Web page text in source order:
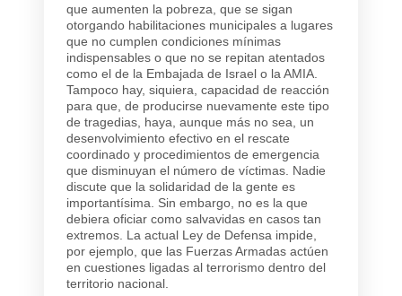
que aumenten la pobreza, que se sigan
otorgando habilitaciones municipales a lugares
que no cumplen condiciones mínimas
indispensables o que no se repitan atentados
como el de la Embajada de Israel o la AMIA.
Tampoco hay, siquiera, capacidad de reacción
para que, de producirse nuevamente este tipo
de tragedias, haya, aunque más no sea, un
desenvolvimiento efectivo en el rescate
coordinado y procedimientos de emergencia
que disminuyan el número de víctimas. Nadie
discute que la solidaridad de la gente es
importantísima. Sin embargo, no es la que
debiera oficiar como salvavidas en casos tan
extremos. La actual Ley de Defensa impide,
por ejemplo, que las Fuerzas Armadas actúen
en cuestiones ligadas al terrorismo dentro del
territorio nacional.